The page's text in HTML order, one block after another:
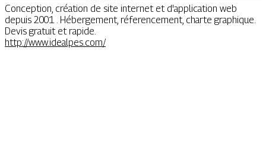
Conception, création de site internet et d'application web
depuis 2001 . Hébergement, réferencement, charte graphique.
Devis gratuit et rapide.
http://www.idealpes.com/